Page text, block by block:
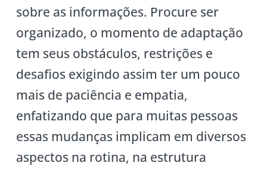
sobre as informações. Procure ser
organizado, o momento de adaptação
tem seus obstáculos, restrições e
desafios exigindo assim ter um pouco
mais de paciência e empatia,
enfatizando que para muitas pessoas
essas mudanças implicam em diversos
aspectos na rotina, na estrutura